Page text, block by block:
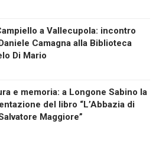
a Vallecupola: incontro
Camagna alla Biblioteca
Di Mario
e memoria: a Longone Sabino la
del libro “L’Abbazia di
Maggiore”